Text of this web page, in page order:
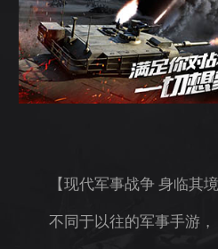
【现代军事战争 身临其境
不同于以往的军事手游，